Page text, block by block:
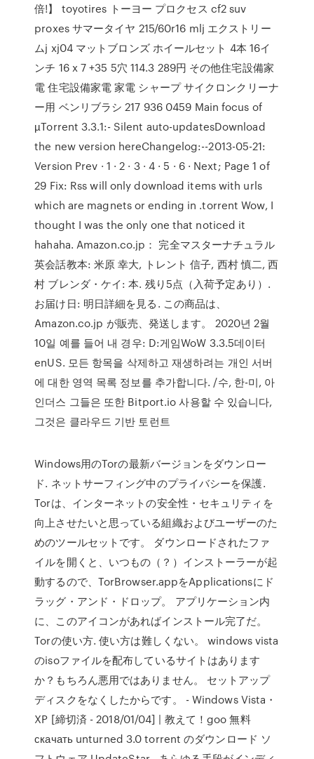
倍!】 toyotires トーヨー プロクセス cf2 suv
proxes サマータイヤ 215/60r16 mlj エクストリー
ムj xj04 マットブロンズ ホイールセット 4本 16イ
ンチ 16 x 7 +35 5穴 114.3 289円 その他住宅設備家
電 住宅設備家電 家電 シャープ サイクロンクリーナ
ー用 ベンリブラシ 217 936 0459 Main focus of
µTorrent 3.3.1:- Silent auto-updatesDownload
the new version hereChangelog:--2013-05-21:
Version Prev · 1 · 2 · 3 · 4 · 5 · 6 · Next; Page 1 of
29 Fix: Rss will only download items with urls
which are magnets or ending in .torrent Wow, I
thought I was the only one that noticed it
hahaha. Amazon.co.jp： 完全マスターナチュラル
英会話教本: 米原 幸大, トレント 信子, 西村 慎二, 西
村 ブレンダ・ケイ: 本. 残り5点（入荷予定あり）.
お届け日: 明日詳細を見る. この商品は、
Amazon.co.jp が販売、発送します。 2020년 2월
10일 예를 들어 내 경우: D:게임WoW 3.3.5데이터
enUS. 모든 항목을 삭제하고 재생하려는 개인 서버
에 대한 영역 목록 정보를 추가합니다. /수, 한-미, 아
인더스 그들은 또한 Bitport.io 사용할 수 있습니다,
그것은 클라우드 기반 토런트
Windows用のTorの最新バージョンをダウンロー
ド. ネットサーフィング中のプライバシーを保護.
Torは、インターネットの安全性・セキュリティを
向上させたいと思っている組織およびユーザーのた
めのツールセットです。 ダウンロードされたファ
イルを開くと、いつもの（？）インストーラーが起
動するので、TorBrowser.appをApplicationsにド
ラッグ・アンド・ドロップ。 アプリケーション内
に、このアイコンがあればインストール完了だ。
Torの使い方. 使い方は難しくない。 windows vista
のisoファイルを配布しているサイトはあります
か？もちろん悪用ではありません。 セットアップ
ディスクをなくしたからです。 - Windows Vista・
XP [締切済 - 2018/01/04] | 教えて！goo 無料
скачать unturned 3.0 torrent のダウンロード ソ